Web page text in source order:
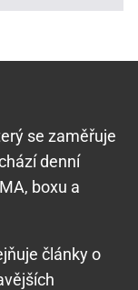
se zaměřuje
denní
boxu a
články o